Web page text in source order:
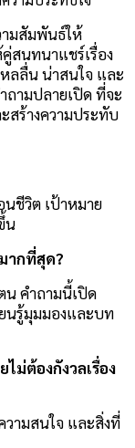
มสัมพันธ์ให้
สนทนาแชร์เรื่อง
ลลื่น น่าสนใจ และ
ถามปลายเปิด ที่จะ
สร้างความประทับ
ชีวิต เป้าหมาย
น
ากที่สุด?
คำถามนี้เปิด
นรู้มุมมองและบท
ม่ต้องกังวลเรื่อง
ามสนใจ และสิ่งที่